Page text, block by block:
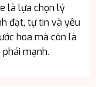
là lựa chọn lý
đạt, tự tin và yêu
hoa mà còn là
mạnh.